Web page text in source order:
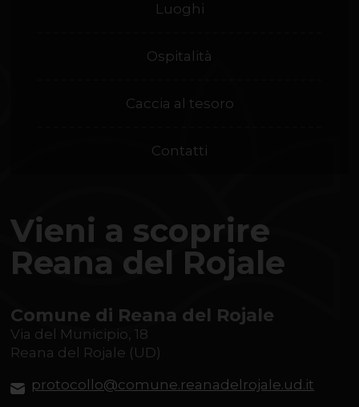
Luoghi
Ospitalità
Caccia al tesoro
Contatti
Vieni a scoprire
Reana del Rojale
Comune di Reana del Rojale
Via del Municipio, 18
Reana del Rojale (UD)
protocollo@comune.reanadelrojale.ud.it